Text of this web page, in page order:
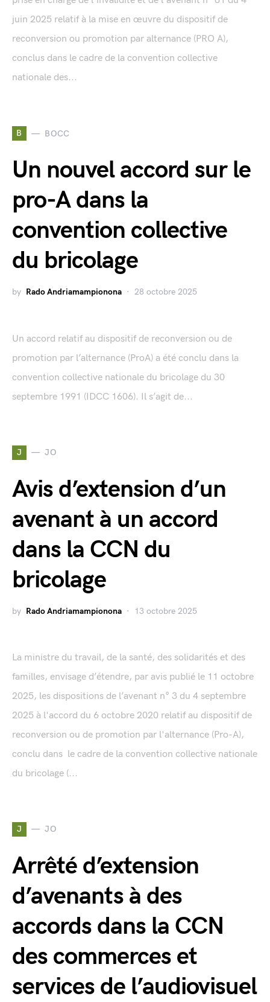
juin 2025 relatif à la mise en œuvre du dispositif de
reconversion ou promotion par alternance (PRO A),
conclus dans le cadre de la convention collective
nationale des...
B BOCC
Un nouvel accord sur le
pro-A dans la
convention collective
du bricolage
by Rado Andriamampionona 28 octobre 2025
Un accord relatif au dispositif de reconversion ou de
promotion par l’alternance (ProA) a été conclu dans la
convention collective nationale du bricolage du 30
septembre 1991 (IDCC 1606). Il s’agit de...
J JO
Avis d’extension d’un
avenant à un accord
dans la CCN du
bricolage
by Rado Andriamampionona 13 octobre 2025
La ministre du travail, de la santé, des solidarités et des
familles, envisage d’étendre, par avis publié le 11 octobre
2025, les dispositions de l’avenant n° 3 du 4 septembre
2025 à l'accord du 6 octobre 2020 relatif au dispositif de
reconversion ou de promotion par l'alternance (Pro-A),
conclu dans le cadre de la convention collective nationale
du bricolage (...
J JO
Arrêté d’extension
d’avenants à des
accords dans la CCN
des commerces et
services de l’audiovisuel